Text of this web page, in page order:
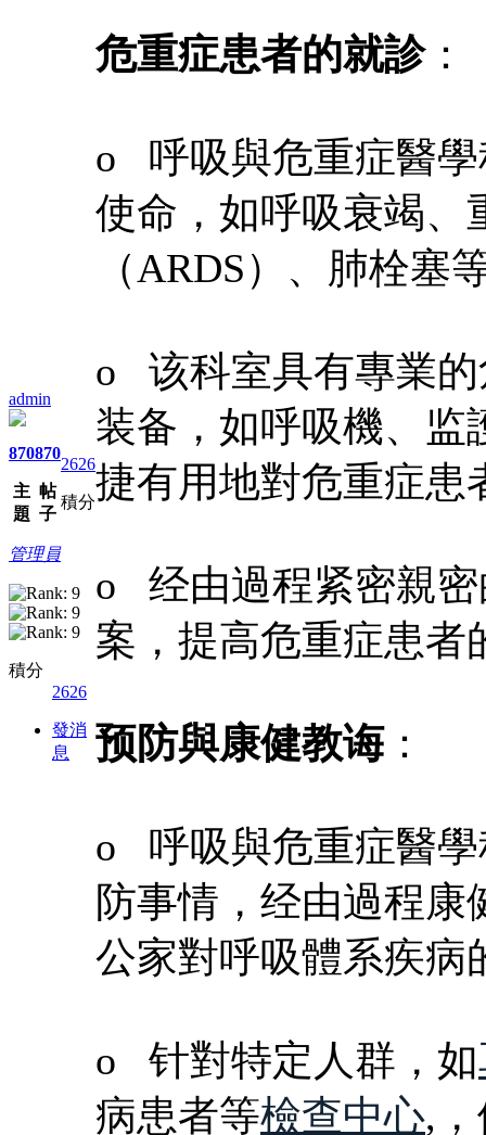
admin
870
主
題
870
帖
子
2626
積分
管理員
積分
2626
發消
息
危重症患者的就診：
o 呼吸與危重症醫學
使命，如呼吸衰竭、
（ARDS）、肺栓塞
o 该科室具有專業的
装备，如呼吸機、监
捷有用地對危重症患
o 经由過程紧密親密
案，提高危重症患者
预防與康健教诲：
o 呼吸與危重症醫學
防事情，经由過程
公家對呼吸體系疾病
o 针對特定人群，如
病患者等檢查中心,